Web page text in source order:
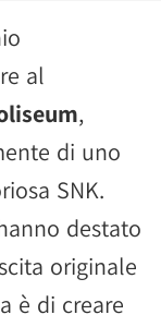
al
,
di uno
SNK.
destato
originale
è di creare